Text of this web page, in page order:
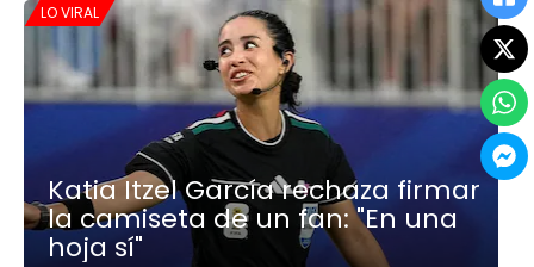
LO VIRAL
Katia Itzel García rechaza firmar
la camiseta de un fan: "En una
hoja sí"